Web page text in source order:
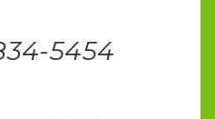
5454